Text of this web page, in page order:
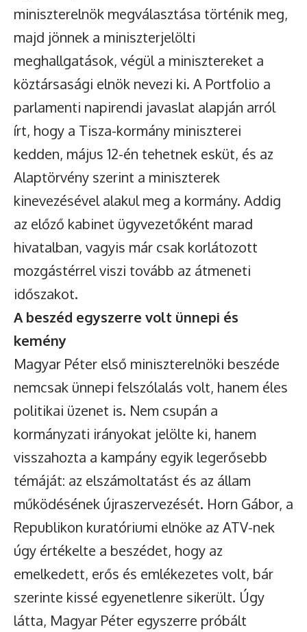
miniszterelnök megválasztása történik meg,
majd jönnek a miniszterjelölti
meghallgatások, végül a minisztereket a
köztársasági elnök nevezi ki. A Portfolio a
parlamenti napirendi javaslat alapján arról
írt, hogy a Tisza-kormány miniszterei
kedden, május 12-én tehetnek esküt, és az
Alaptörvény szerint a miniszterek
kinevezésével alakul meg a kormány. Addig
az előző kabinet ügyvezetőként marad
hivatalban, vagyis már csak korlátozott
mozgástérrel viszi tovább az átmeneti
időszakot.
A beszéd egyszerre volt ünnepi és
kemény
Magyar Péter első miniszterelnöki beszéde
nemcsak ünnepi felszólalás volt, hanem éles
politikai üzenet is. Nem csupán a
kormányzati irányokat jelölte ki, hanem
visszahozta a kampány egyik legerősebb
témáját: az elszámoltatást és az állam
működésének újraszervezését. Horn Gábor, a
Republikon kuratóriumi elnöke az ATV-nek
úgy értékelte a beszédet, hogy az
emelkedett, erős és emlékezetes volt, bár
szerinte kissé egyenetlenre sikerült. Úgy
látta, Magyar Péter egyszerre próbált